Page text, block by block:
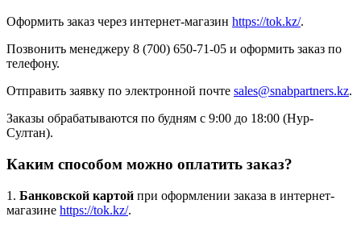
Оформить заказ через интернет-магазин https://tok.kz/.
Позвонить менеджеру 8 (700) 650-71-05 и оформить заказ по
телефону.
Отправить заявку по электронной почте sales@snabpartners.kz.
Заказы обрабатываются по будням с 9:00 до 18:00 (Нур-
Султан).
Каким способом можно оплатить заказ?
1. Банковской картой при оформлении заказа в интернет-
магазине https://tok.kz/.